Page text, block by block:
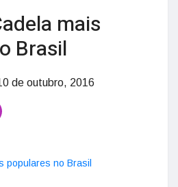
mais
Brasil
de outubro, 2016